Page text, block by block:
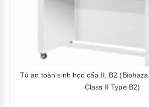
Tủ an toàn sinh học cấp II, B2
Class II Type B2)